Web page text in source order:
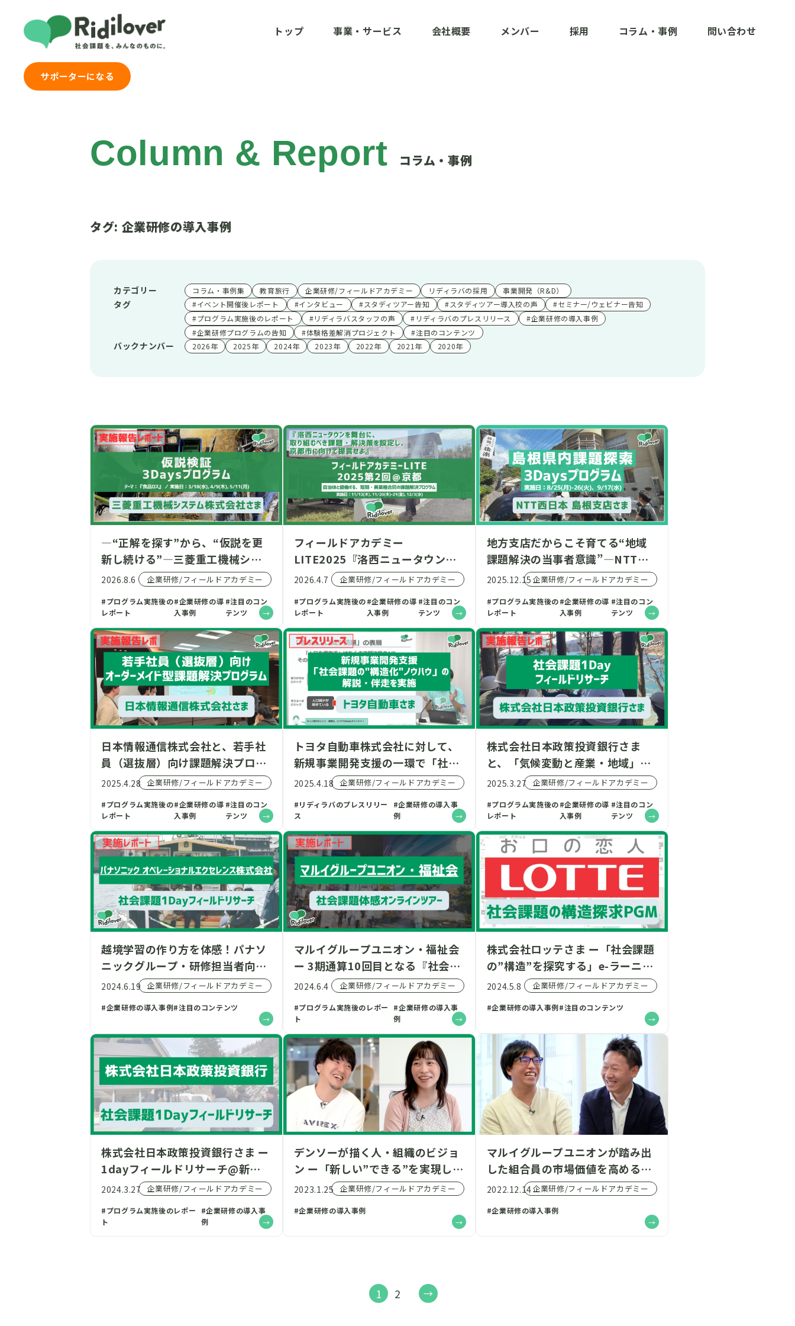
トップ 事業・サービス 会社概要 メンバー 採用 コラム・事例 問い合わせ
サポーターになる
Column & Report コラム・事例
タグ: 企業研修の導入事例
カテゴリー コラム・事例集 教育旅行 企業研修/フィールドアカデミー リディラバの採用 事業開発（R&D）
タグ #イベント開催後レポート #インタビュー #スタディツアー告知 #スタディツアー導入校の声
#セミナー/ウェビナー告知
#プログラム実施後のレポート
#リディラバスタッフの声 #リディラバのプレスリリース
#企業研修の導入事例
#企業研修プログラムの告知
#体験格差解消プロジェクト #注目のコンテンツ
バックナンバー 2026年 2025年 2024年 2023年 2022年 2021年 2020年
―“正解を探す”から、“仮説を更
新し続ける”―三菱重工機械シス
テム株式会社モビリティ事業本部
に、『食品ロス』をテーマとした
仮説検証型3Daysプログラムを開
催
2026.8.6 企業研修/フィールドアカデミー
#プログラム実施後の
レポート
#企業研修の導
入事例
#注目のコン
テンツ
フィールドアカデミー
LITE2025『洛西ニュータウンを
舞台に、取り組むべき課題・解決
せよ』実施レポート
2026.4.7 企業研修/フィールドアカデミー
#プログラム実施後の
レポート
#企業研修の導
入事例
#注目のコン
テンツ
地方支店だからこそ育てる“地域
課題解決の当事者意識”―NTT西
日本島根支店さま「島根県課題探
2025.12.15 企業研修/フィールドアカデミー
#プログラム実施後の
レポート
#企業研修の導
入事例
#注目のコン
テンツ
日本情報通信株式会社と、若手社
員（選抜層）向け課題解決プログ
ラムを開催しました！
2025.4.28 企業研修/フィールドアカデミー
#プログラム実施後の
レポート
#企業研修の導
入事例
#注目のコン
テンツ
トヨタ自動車株式会社に対して、
新規事業開発支援の一環で「社会
課題の”構造化”ノウハウ」の解
2025.4.18 企業研修/フィールドアカデミー
#リディラバのプレスリリー
ス
#企業研修の導入事
例
株式会社日本政策投資銀行さま
と、「気候変動と産業・地域」を
体感する1dayフィールドリサー
た！
2025.3.27 企業研修/フィールドアカデミー
#プログラム実施後の
レポート
#企業研修の導
入事例
#注目のコン
テンツ
越境学習の作り方を体感！パナソ
ニックグループ・研修担当者向け
1dayフィールドリサーチを開催
2024.6.19 企業研修/フィールドアカデミー
#企業研修の導入事例#注目のコンテンツ
マルイグループユニオン・福祉会
ー 3期通算10回目となる『社会課
題体感ツアー』を開催
2024.6.4 企業研修/フィールドアカデミー
#プログラム実施後のレポー
ト
#企業研修の導入事
例
株式会社ロッテさま ー「社会課題
の”構造”を探究する」e-ラーニン
グ講座を提供（プレスリリース）
2024.5.8 企業研修/フィールドアカデミー
#企業研修の導入事例#注目のコンテンツ
株式会社日本政策投資銀行さま ー
1dayフィールドリサーチ@新潟
県十日町市を開催致しました！
2024.3.27 企業研修/フィールドアカデミー
#プログラム実施後のレポー
ト
#企業研修の導入事
例
デンソーが描く人・組織のビジョ
ン ー「新しい”できる”を実現し、
人と社会にインパクトある価値を
2023.1.25 企業研修/フィールドアカデミー
#企業研修の導入事例
マルイグループユニオンが踏み出
した組合員の市場価値を高めるた
めの新たな一歩 ー「個々人だけで
2022.12.14企業研修/フィールドアカデミー
#企業研修の導入事例
1 2 →